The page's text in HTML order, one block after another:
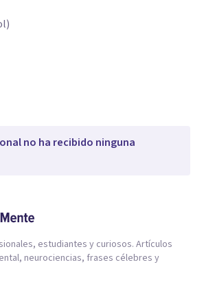
no ha recibido ninguna
estudiantes y curiosos. Artículos
neurociencias, frases célebres y